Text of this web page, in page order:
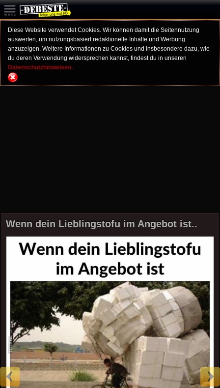
Diese Website verwendet Cookies. Wir können damit die Seitennutzung
auswerten, um nutzungsbasiert redaktionelle Inhalte und Werbung
anzuzeigen. Weitere Informationen zu Cookies und insbesondere dazu, wie
du deren Verwendung widersprechen kannst, findest du in unseren
Datenschutzhinweisen.
Wenn dein Lieblingstofu im Angebot ist..